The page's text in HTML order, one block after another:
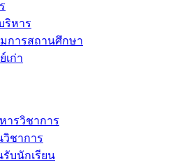
ริหาร
การสถานศึกษา
ก่า
ารวิชาการ
วิชาการ
รับนักเรียน